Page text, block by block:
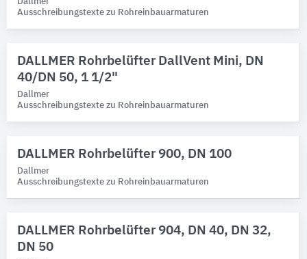
Ausschreibungstexte zu Rohreinbauarmaturen
DALLMER Rohrbelüfter DallVent Mini, DN
40/DN 50, 1 1/2"
Dallmer
Ausschreibungstexte zu Rohreinbauarmaturen
DALLMER Rohrbelüfter 900, DN 100
Dallmer
Ausschreibungstexte zu Rohreinbauarmaturen
DALLMER Rohrbelüfter 904, DN 40, DN 32,
DN 50